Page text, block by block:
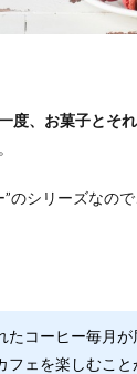
一度、お菓子とそ
のシリーズなの
たコーヒー毎月が
フェを楽しむこと